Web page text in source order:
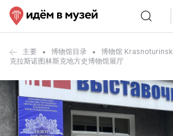
主要 博物馆目录
博物馆 Krasnoturinsk
克拉斯诺图林斯克地方史博物馆展厅